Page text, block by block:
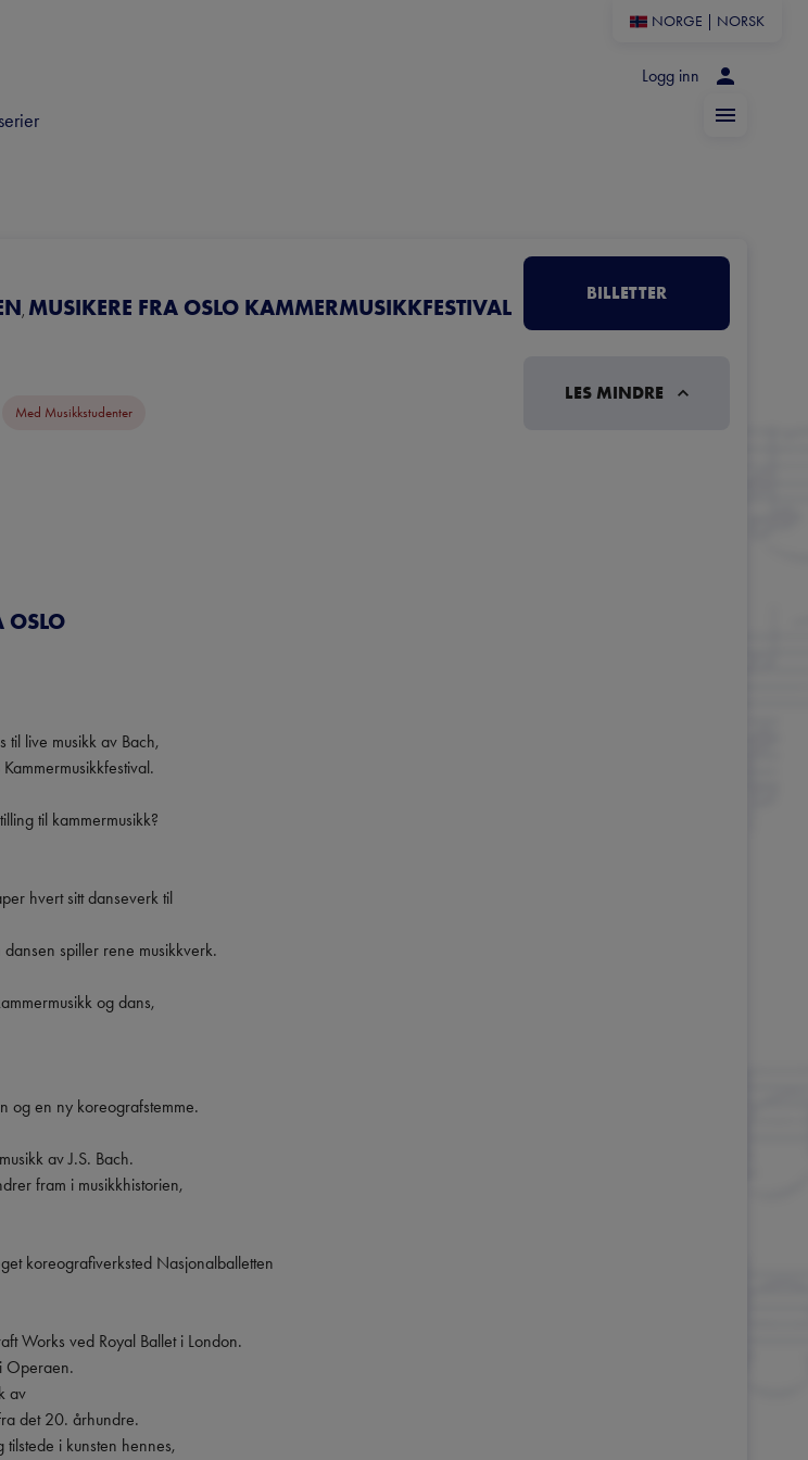
NORGE NORSK
Logg inn
, MUSIKERE FRA OSLO KAMMERMUSIKKFESTIVAL
Med Musikkstudenter
BILLETTER
LES MINDRE
OSLO
til live musikk av Bach,
til kammermusikk?
hvert sitt danseverk til
spiller rene musikkverk.
og dans,
og en ny koreografstemme.
av J.S. Bach.
fram i musikkhistorien,
koreografiverksted Nasjonalballetten
Works ved Royal Ballet i London.
Operaen.
av
det 20. århundre.
i kunsten hennes,